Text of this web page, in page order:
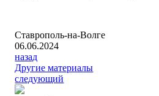
Ставрополь-на-Волге
06.06.2024
назад
Другие материалы
следующий